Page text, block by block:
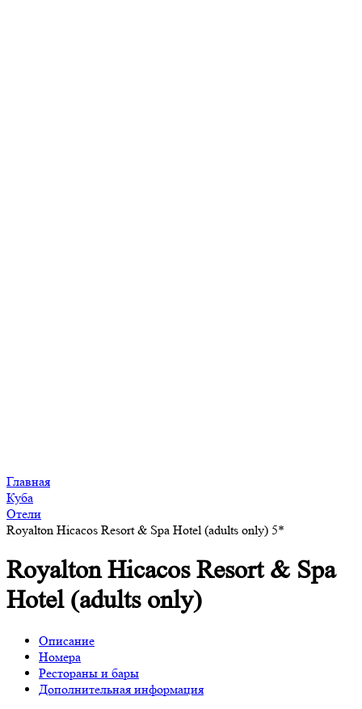
Главная
Куба
Отели
Royalton Hicacos Resort & Spa Hotel (adults only) 5*
Royalton Hicacos Resort & Spa
Hotel (adults only)
Описание
Номера
Рестораны и бары
Дополнительная информация